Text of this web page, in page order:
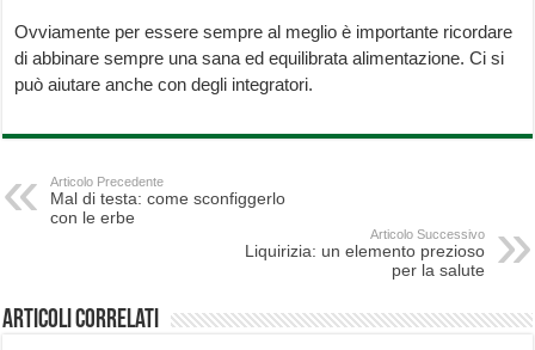
Ovviamente per essere sempre al meglio è importante ricordare
di abbinare sempre una sana ed equilibrata alimentazione. Ci si
può aiutare anche con degli integratori.
Articolo Precedente
Mal di testa: come sconfiggerlo
con le erbe
Articolo Successivo
Liquirizia: un elemento prezioso
per la salute
Articoli correlati